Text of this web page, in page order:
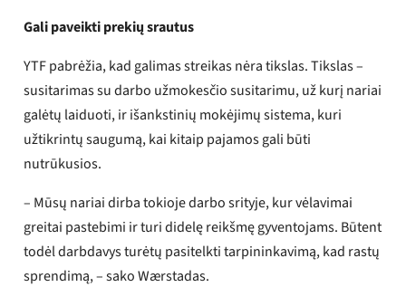
Gali paveikti prekių srautus
YTF pabrėžia, kad galimas streikas nėra tikslas. Tikslas –
susitarimas su darbo užmokesčio susitarimu, už kurį nariai
galėtų laiduoti, ir išankstinių mokėjimų sistema, kuri
užtikrintų saugumą, kai kitaip pajamos gali būti
nutrūkusios.
– Mūsų nariai dirba tokioje darbo srityje, kur vėlavimai
greitai pastebimi ir turi didelę reikšmę gyventojams. Būtent
todėl darbdavys turėtų pasitelkti tarpininkavimą, kad rastų
sprendimą, – sako Wærstadas.